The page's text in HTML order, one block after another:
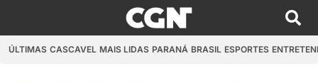
ÚLTIMAS CASCAVEL MAIS LIDAS PARANÁ BRASIL ESPORTES